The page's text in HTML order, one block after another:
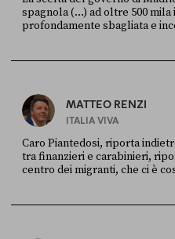
spagnola (...) ad oltre 500
profondamente sbagliata e
MATTEO RENZI
ITALIA VIVA
Caro Piantedosi, riporta
tra finanzieri e carabinieri,
centro dei migranti, che ci è